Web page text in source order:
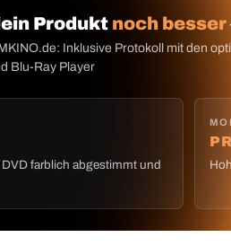
Produkt noch besser
Inklusive Protokoll mit den
Blu-Ray Player
farblich abgestimmt und